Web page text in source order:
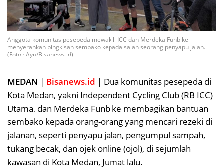
Anggota komunitas pesepeda mewakili ICC dan Merdeka Funbike
menyerahkan bingkisan sembako kepada salah seorang penyapu jalan.
(Foto : Ayu/Bisanews.id).
MEDAN | Bisanews.id | Dua komunitas pesepeda di
Kota Medan, yakni Independent Cycling Club (RB ICC)
Utama, dan Merdeka Funbike membagikan bantuan
sembako kepada orang-orang yang mencari rezeki di
jalanan, seperti penyapu jalan, pengumpul sampah,
tukang becak, dan ojek online (ojol), di sejumlah
kawasan di Kota Medan, Jumat lalu.